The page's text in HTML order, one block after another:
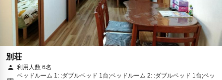
別荘
利用人数 6名
ベッドルーム 1: :ダブルベッド 1台;ベッドルーム 2: :ダブルベッド 1台;ベッ